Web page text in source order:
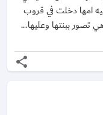
امها دخلت في قروب
ببنتها وعليها...
share